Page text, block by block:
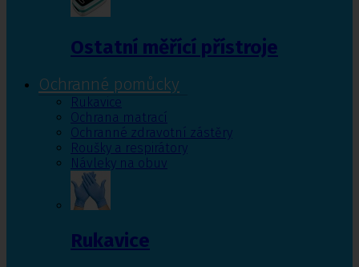
Ostatní měřící přístroje
Ochranné pomůcky
Rukavice
Ochrana matrací
Ochranné zdravotní zástěry
Roušky a respirátory
Návleky na obuv
Rukavice